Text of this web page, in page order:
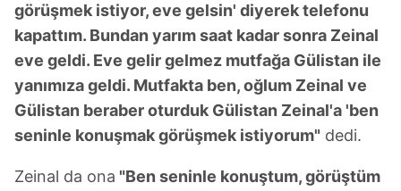
görüşmek istiyor, eve gelsin' diyerek telefonu
kapattım. Bundan yarım saat kadar sonra Zeinal
eve geldi. Eve gelir gelmez mutfağa Gülistan ile
yanımıza geldi. Mutfakta ben, oğlum Zeinal ve
Gülistan beraber oturduk Gülistan Zeinal'a 'ben
seninle konuşmak görüşmek istiyorum" dedi.
Zeinal da ona "Ben seninle konuştum, görüştüm